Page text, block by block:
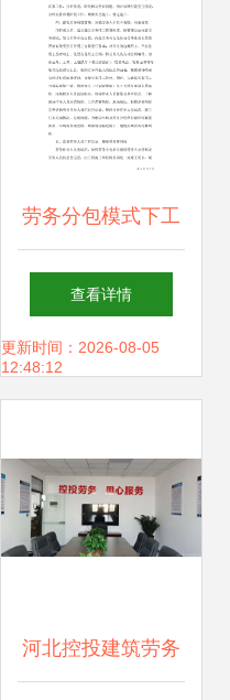
劳务分包模式下工
程项目劳务管理控
制措施
查看详情
更新时间：2026-08-05
12:48:12
河北控投建筑劳务